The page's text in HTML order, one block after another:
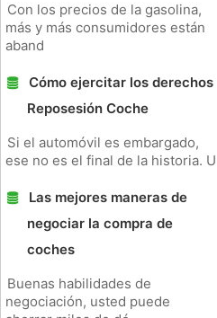
Con los precios de la gasolina,
más y más consumidores están
aband
Cómo ejercitar los derechos
Reposesión Coche
Si el automóvil es embargado,
ese no es el final de la historia. U
Las mejores maneras de
negociar la compra de
coches
Buenas habilidades de
negociación, usted puede